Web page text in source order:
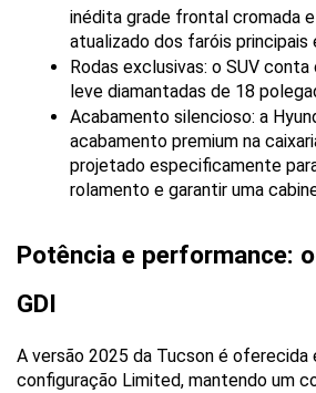
inédita grade frontal cromada
atualizado dos faróis principais
Rodas exclusivas: o SUV
leve diamantadas de 18
Acabamento silencioso: a
acabamento premium na
projetado especificamente
rolamento e garantir uma
Potência e performance:
GDI
A versão 2025 da Tucson é oferecida
configuração Limited, mantendo um